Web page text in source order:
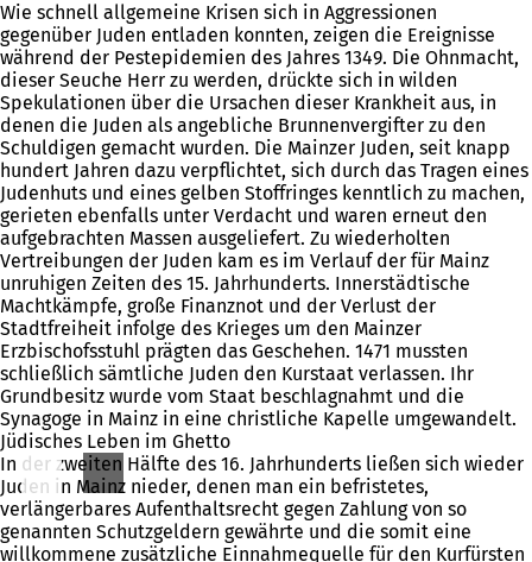
Wie schnell allgemeine Krisen sich in Aggressionen
gegenüber Juden entladen konnten, zeigen die Ereignisse
während der Pestepidemien des Jahres 1349. Die Ohnmacht,
dieser Seuche Herr zu werden, drückte sich in wilden
Spekulationen über die Ursachen dieser Krankheit aus, in
denen die Juden als angebliche Brunnenvergifter zu den
Schuldigen gemacht wurden. Die Mainzer Juden, seit knapp
hundert Jahren dazu verpflichtet, sich durch das Tragen eines
Judenhuts und eines gelben Stoffringes kenntlich zu machen,
gerieten ebenfalls unter Verdacht und waren erneut den
aufgebrachten Massen ausgeliefert. Zu wiederholten
Vertreibungen der Juden kam es im Verlauf der für Mainz
unruhigen Zeiten des 15. Jahrhunderts. Innerstädtische
Machtkämpfe, große Finanznot und der Verlust der
Stadtfreiheit infolge des Krieges um den Mainzer
Erzbischofsstuhl prägten das Geschehen. 1471 mussten
schließlich sämtliche Juden den Kurstaat verlassen. Ihr
Grundbesitz wurde vom Staat beschlagnahmt und die
Synagoge in Mainz in eine christliche Kapelle umgewandelt.
Jüdisches Leben im Ghetto
In der zweiten Hälfte des 16. Jahrhunderts ließen sich wieder
Juden in Mainz nieder, denen man ein befristetes,
verlängerbares Aufenthaltsrecht gegen Zahlung von so
genannten Schutzgeldern gewährte und die somit eine
willkommene zusätzliche Einnahmequelle für den Kurfürsten